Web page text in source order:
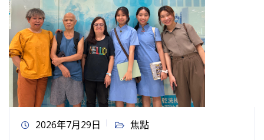
2026年7月29日 焦點